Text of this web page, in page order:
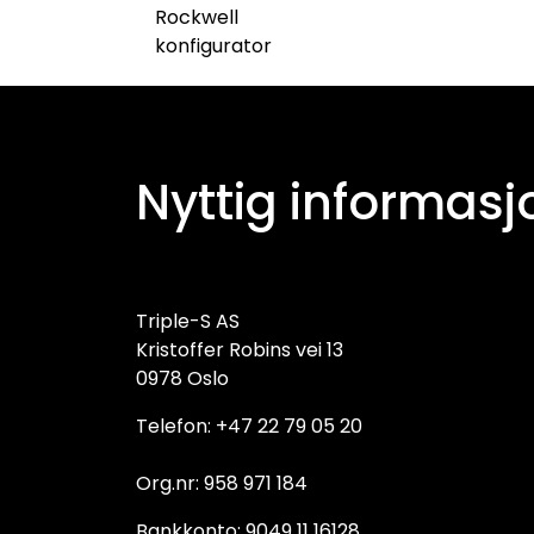
Rockwell
konfigurator
Nyttig
Triple-S AS
Kristoffer Robins vei 13
0978 Oslo
Telefon: +47 22 79 05 20
Org.nr: 958 971 184